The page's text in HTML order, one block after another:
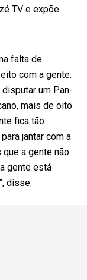
TV e expõe
falta de
com a gente.
um Pan-
mais de oito
fica tão
jantar com a
a gente não
gente está
disse.